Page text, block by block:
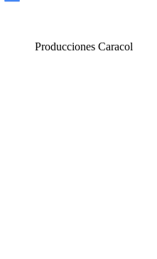
Producciones Caracol